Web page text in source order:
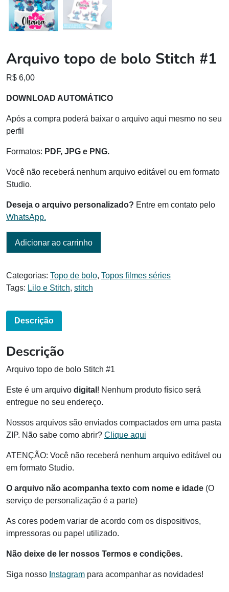
Arquivo topo de bolo Stitch #1
R$ 6,00
DOWNLOAD AUTOMÁTICO
Após a compra poderá baixar o arquivo aqui mesmo no seu
perfil
Formatos: PDF, JPG e PNG.
Você não receberá nenhum arquivo editável ou em formato
Studio.
Deseja o arquivo personalizado? Entre em contato pelo
WhatsApp.
Adicionar ao carrinho
Categorias: Topo de bolo, Topos filmes séries
Tags: Lilo e Stitch, stitch
Descrição
Descrição
Arquivo topo de bolo Stitch #1
Este é um arquivo digital ! Nenhum produto físico será
entregue no seu endereço.
Nossos arquivos são enviados compactados em uma pasta
ZIP. Não sabe como abrir? Clique aqui
ATENÇÃO: Você não receberá nenhum arquivo editável ou
em formato Studio.
O arquivo não acompanha texto com nome e idade (O
serviço de personalização é a parte)
As cores podem variar de acordo com os dispositivos,
impressoras ou papel utilizado.
Não deixe de ler nossos Termos e condições.
Siga nosso Instagram para acompanhar as novidades!